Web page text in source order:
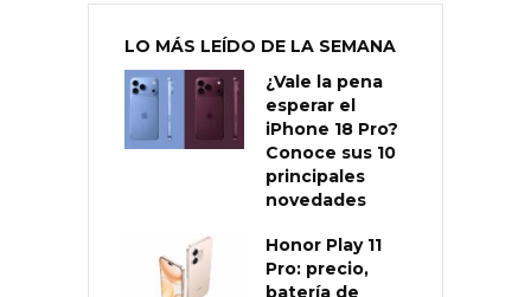
LO MÁS LEÍDO DE LA SEMANA
¿Vale la pena
esperar el
iPhone 18 Pro?
Conoce sus 10
principales
novedades
Honor Play 11
Pro: precio,
batería de